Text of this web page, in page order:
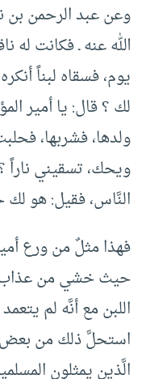
وعن عبد الرحمن
الله عنه ـ فكانت له
يوم، فسقاه لبناً
لك ؟ قال: يا أمير
ولدها، فشربها،
ويحك، تسقيني
النَّاس، فقيل: هو لك
فهذا مثلٌ من ورع
حيث خشي من عذاب
اللبن مع أنَّه لم
استحلَّ ذلك من بعض
الَّذين يمثلون